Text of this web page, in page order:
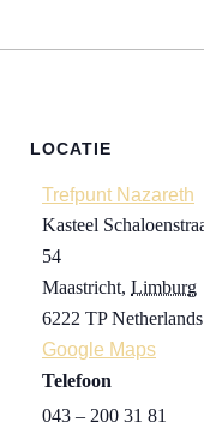
LOCATIE
Trefpunt Nazareth
Kasteel
54
Maastricht, Limburg
6222 TP Netherlands
Google Maps
Telefoon
043 – 200 31 81